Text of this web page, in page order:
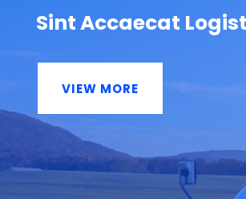
Sint Accaecat
VIEW MORE